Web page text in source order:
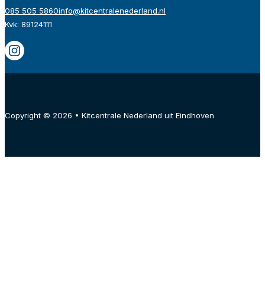
085 505 5860info@kitcentralenederland.nl
Kvk: 89124111
Copyright © 2026 • Kitcentrale Nederland uit Eindhoven